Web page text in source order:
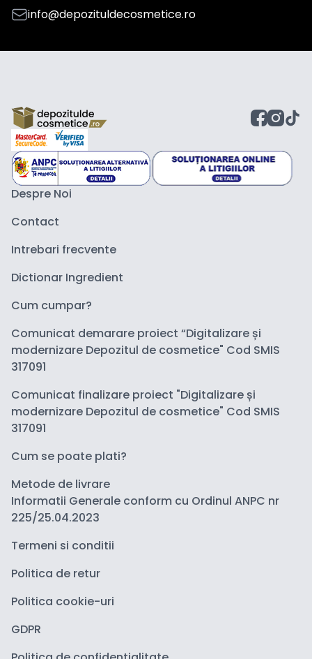
info@depozituldecosmetice.ro
Despre Noi
Contact
Intrebari frecvente
Dictionar Ingredient
Cum cumpar?
Comunicat demarare proiect “Digitalizare și
modernizare Depozitul de cosmetice" Cod SMIS
317091
Comunicat finalizare proiect "Digitalizare și
modernizare Depozitul de cosmetice" Cod SMIS
317091
Cum se poate plati?
Metode de livrare
Informatii Generale conform cu Ordinul ANPC nr
225/25.04.2023
Termeni si conditii
Politica de retur
Politica cookie-uri
GDPR